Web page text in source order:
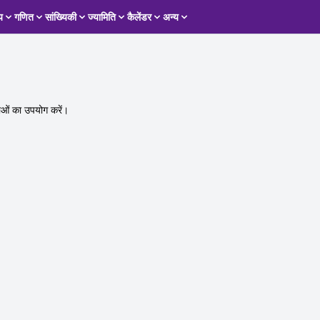
गणित सांख्यिकी ज्यामिति कैलेंडर अन्य
का उपयोग करें।